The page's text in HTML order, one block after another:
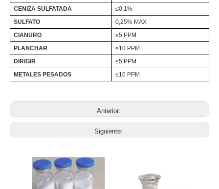
CENIZA SULFATADA
≤0.1%
SULFATO
0,25% MAX
CIANURO
≤5 PPM
PLANCHAR
≤10 PPM
DIRIGIR
≤5 PPM
METALES PESADOS
≤10 PPM
Anterior:
Siguiente: